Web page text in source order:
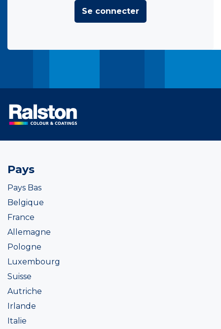
Se connecter
Pays
Pays Bas
Belgique
France
Allemagne
Pologne
Luxembourg
Suisse
Autriche
Irlande
Italie